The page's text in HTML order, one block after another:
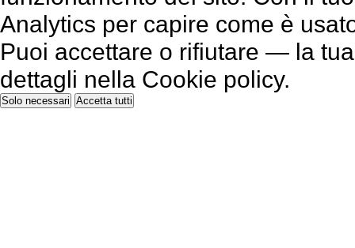
Analytics per capire come è
Puoi accettare o rifiutare — la
dettagli nella Cookie policy.
Solo necessari Accetta tutti